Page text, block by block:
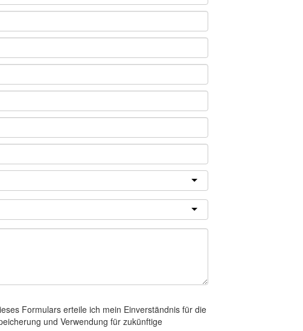
Formulars erteile ich mein Einverständnis für die
und Verwendung für zukünftige